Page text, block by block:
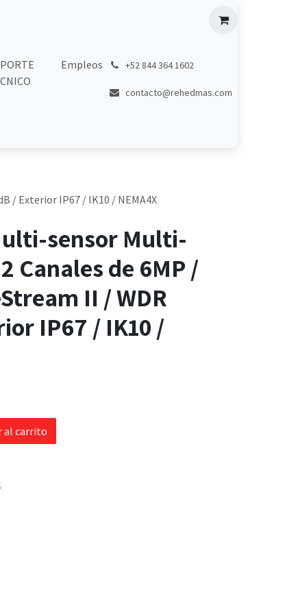
Empleos +52 844 364 1602
contacto@rehedmas.com
/ Exterior IP67 / IK10 / NEMA4X
sensor Multi-
Canales de 6MP /
II / WDR
IP67 / IK10 /
al carrito